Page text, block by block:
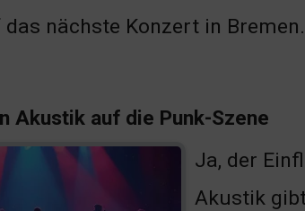
nächste Konzert in Bremen.
Akustik auf die Punk-Szene
Ja, der
Akustik